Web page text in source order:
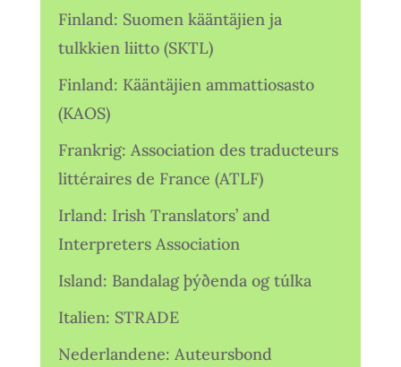
Finland: Suomen kääntäjien ja
tulkkien liitto (SKTL)
Finland: Kääntäjien ammattiosasto
(KAOS)
Frankrig: Association des traducteurs
littéraires de France (ATLF)
Irland: Irish Translators’ and
Interpreters Association
Island: Bandalag þýðenda og túlka
Italien: STRADE
Nederlandene: Auteursbond